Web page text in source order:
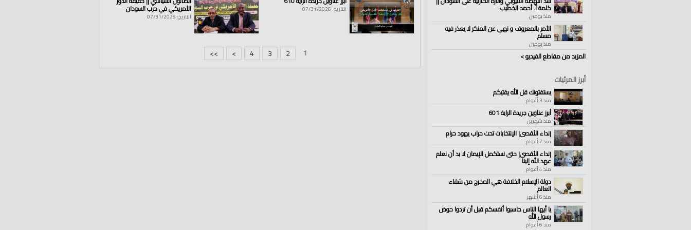
كلمة أ. أحمد الخطيب
منذ يومين
الأمر بالمعروف و نهي عن المنكر لا يعذر فيه
مسلم
منذ يومين
المزيد من مقاطع الفيديو >
أبرز المرئيات
يستفتونك قل الله يفتيكم
منذ 3 أعوام
أبرز عناوين جريدة الراية 601
منذ شهرين
|نداء الأقصى| الإنتخابات تحت حراب يهود حرام
منذ 7 أعوام
|نداء الأقصى| حتى نستكمل الإيمان لا بد أن نعلم
عهد الله إلينا
منذ 4 أعوام
دولة الإسلام الخلافة هي المخرج من شقاء
العالم
منذ 6 أشهر
يا أيها الناس حاسبوا أنفسكم قبل أن تردوا حوض
رسول الله
منذ 6 أعوام
التاريخ: 07/31/2026 الأمريكي في حرب السودان
التاريخ: 07/31/2026
1
2
3
4
>
>>